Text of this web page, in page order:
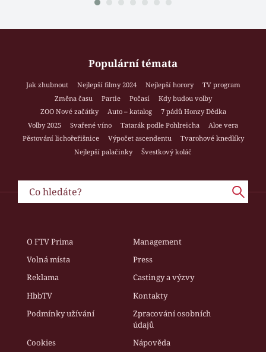
Populární témata
Jak zhubnout Nejlepší filmy 2024 Nejlepší horory
TV program
Změna času
Partie Počasí
Kdy budou volby
ZOO Nové začátky
Auto – katalog
7 pádů Honzy Dědka
Volby 2025
Svařené víno Tatarák podle Pohlreicha
Aloe vera
Pěstování lichořeřišnice
Výpočet ascendentu
Tvarohové knedlíky
Nejlepší palačinky
Švestkový koláč
O FTV Prima
Management
Volná místa
Press
Reklama
Castingy a výzvy
HbbTV
Kontakty
Podmínky užívání
Zpracování osobních
údajů
Cookies
Nápověda